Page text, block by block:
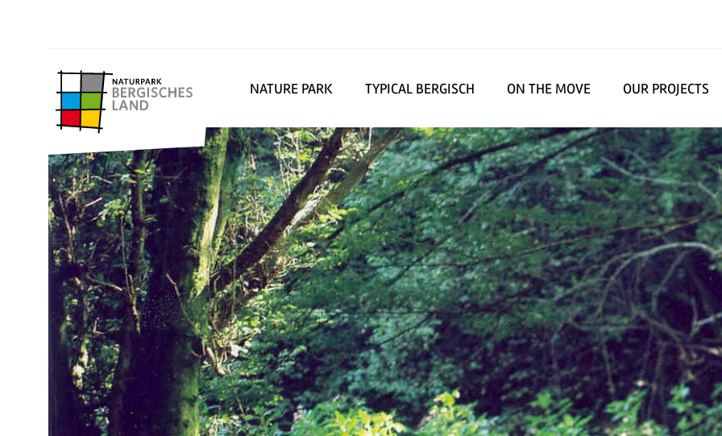
NATURE PARK TYPICAL BERGISCH ON THE MOVE OUR PROJECTS